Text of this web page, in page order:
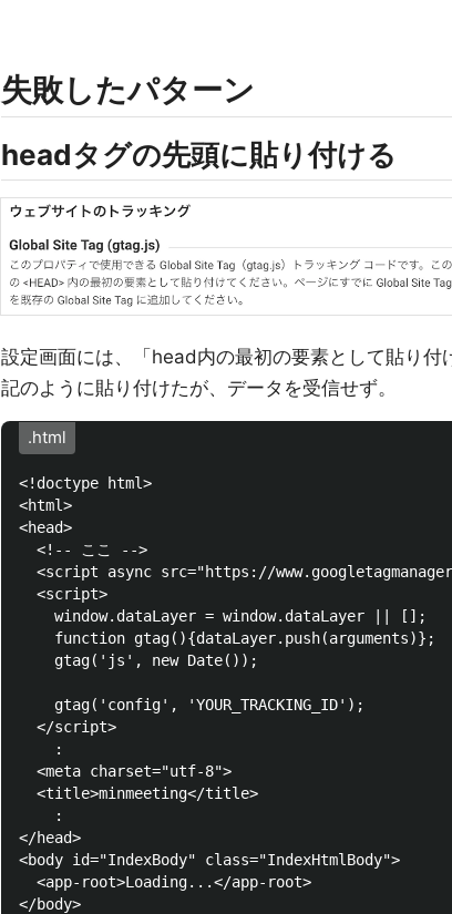
失敗したパターン
headタグの先頭に貼り付ける
設定画面には、「head内の最初の要素として貼り
記のように貼り付けたが、データを受信せず。
.html
<!doctype html>
<html>
<head>
  <!-- ここ -->
<script async src="https://
  <script>
    window.dataLayer = window.dataLayer || [];
    function gtag(){dataLayer.push(arguments)};
    gtag('js', new Date());
    gtag('config', 'YOUR_TRACKING_ID');
  </script>
    :
  <meta charset="utf-8">
  <title>minmeeting</title>
    :
</head>
<body id="IndexBody" class="IndexHtmlBody">
  <app-root>Loading...</app-root>
</body>